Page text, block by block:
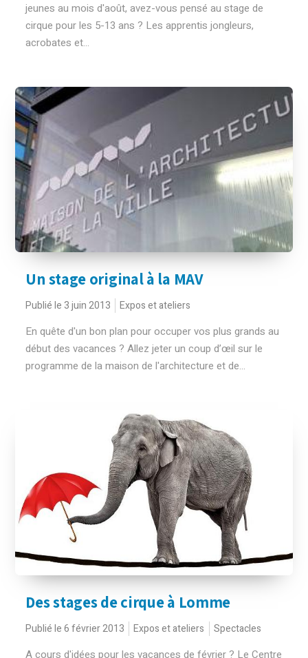
jeunes au mois d'août, avez-vous pensé au stage de
cirque pour les 5-13 ans ? Les apprentis jongleurs,
acrobates et...
Un stage original à la MAV
Publié le 3 juin 2013 Expos et ateliers
En quête d'un bon plan pour occuper vos plus grands au
début des vacances ? Allez jeter un coup d’œil sur le
programme de la maison de l'architecture et de...
Des stages de cirque à Lomme
Publié le 6 février 2013 Expos et ateliers Spectacles
A cours d'idées pour les vacances de février ? Le Centre